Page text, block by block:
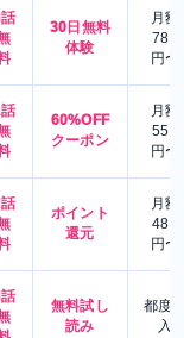
30日無料
体験
月額
780
円〜
60%OFF
クーポン
月額
550
円〜
ポイント
還元
月額
480
円〜
無料試し
読み
都度
入